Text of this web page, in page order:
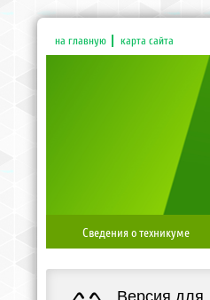
на главную карта сайта
Сведения о техникуме
Версия для